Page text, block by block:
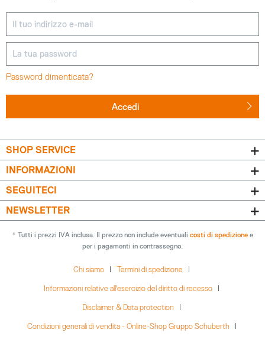
Password dimenticata?
Accedi
SHOP SERVICE
INFORMAZIONI
SEGUITECI
NEWSLETTER
* Tutti i prezzi IVA inclusa. Il prezzo non include eventuali costi di spedizione e
per i pagamenti in contrassegno.
Chi siamo Termini di spedizione
Informazioni relative all'esercizio del diritto di recesso
Disclaimer & Data protection
Condizioni generali di vendita - Online-Shop Gruppo Schuberth